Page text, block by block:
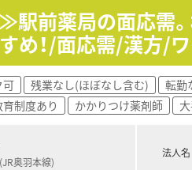
駅前薬局の面応需
め！/面応需/漢方/
可 残業なし(ほぼなし含む) 転勤
育制度あり かかりつけ薬剤師
奥羽本線)
法人名